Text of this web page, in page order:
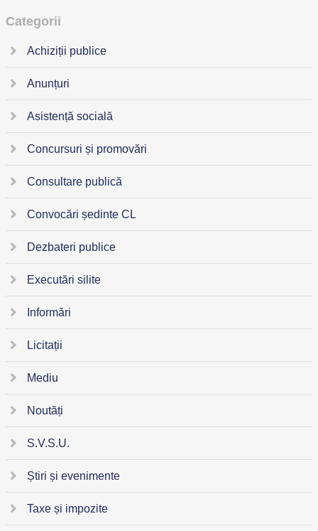
Categorii
Achiziții publice
Anunțuri
Asistență socială
Concursuri și promovări
Consultare publică
Convocări ședinte CL
Dezbateri publice
Executări silite
Informări
Licitații
Mediu
Noutăți
S.V.S.U.
Știri și evenimente
Taxe și impozite